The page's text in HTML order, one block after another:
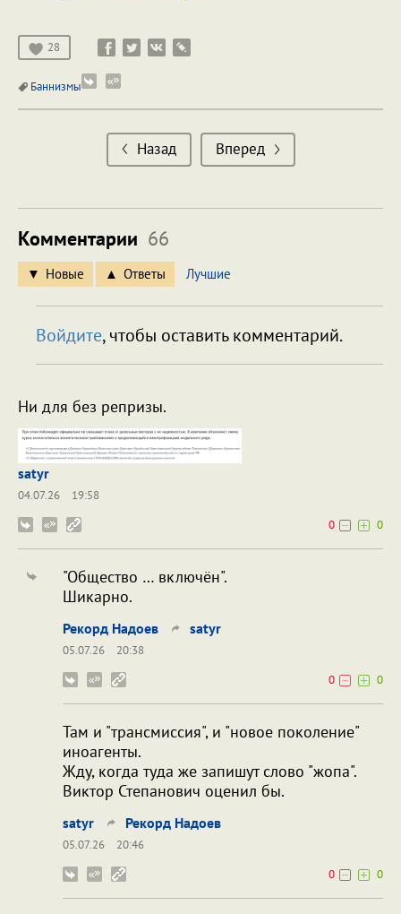
28
Баннизмы
Назад Вперед
Комментарии 66
Новые Ответы Лучшие
Войдите, чтобы оставить комментарий.
Ни для без репризы.
satyr
04.07.26
19:58
0
0
"Общество … включён".
Шикарно.
Рекорд Надоев satyr
05.07.26
20:38
0
0
Там и "трансмиссия", и "новое поколение"
иноагенты.
Жду, когда туда же запишут слово "жопа".
Виктор Степанович оценил бы.
satyr Рекорд Надоев
05.07.26
20:46
0
0